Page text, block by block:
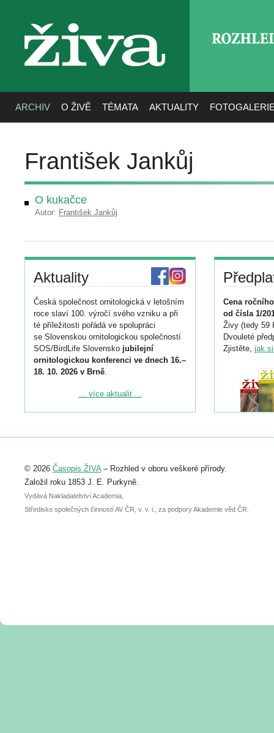
živa
ARCHIV O ŽIVĚ TÉMATA AKTUALITY
František Jankůj
O kukačce
Autor: František Jankůj
Aktuality
Česká společnost ornitologická v letošním
roce slaví 100. výročí svého vzniku a při
té příležitosti pořádá ve spolupráci
se Slovenskou ornitologickou společností
SOS/BirdLife Slovensko jubilejní
ornitologickou konferenci ve dnech 16.–
18. 10. 2026 v Brně.
Podrobnější informace ke konferenci
Registrovat se můžete do 6. září.
abstraktu přihlášené přednášky nebo
posteru je už 30. června.
... více aktualit ...
Cena
od čísla 1/
Živy (tedy 59
Dvouleté
Zjistěte, jak
© 2026 Časopis ŽIVA– Rozhled v oboru veškeré přírody.
Založil roku 1853 J. E. Purkyně.
Vydává Nakladatelství Academia,
Středisko společných činností AV ČR, v. v. i., za podpory Akademie věd ČR.